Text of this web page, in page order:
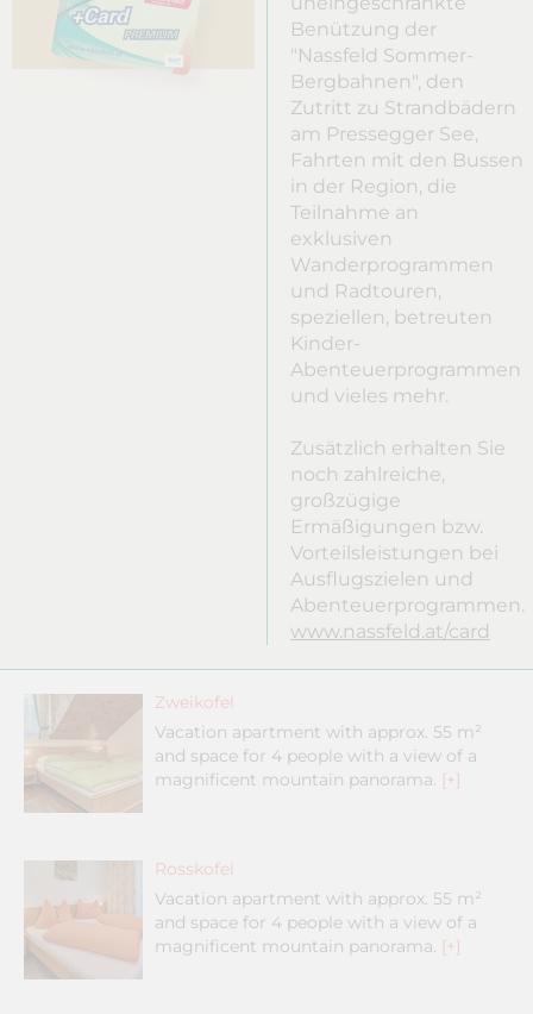
Benützung der
"Nassfeld Sommer-
Bergbahnen", den
Zutritt zu Strandbädern
am Pressegger See,
Fahrten mit den Bussen
in der Region, die
Teilnahme an
exklusiven
Wanderprogrammen
und Radtouren,
speziellen, betreuten
Kinder-
Abenteuerprogrammen
und vieles mehr.
Zusätzlich erhalten Sie
noch zahlreiche,
großzügige
Ermäßigungen bzw.
Vorteilsleistungen bei
Ausflugszielen und
Abenteuerprogrammen.
www.nassfeld.at/card
Zweikofel
Vacation apartment with approx. 55 m²
and space for 4 people with a view of a
magnificent mountain panorama. [+]
Rosskofel
Vacation apartment with approx. 55 m²
and space for 4 people with a view of a
magnificent mountain panorama. [+]